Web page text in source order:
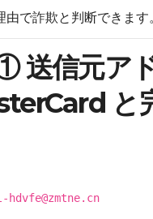
由で詐欺と判断できます
送信元ア
と
hdvfe@zmtne.cn